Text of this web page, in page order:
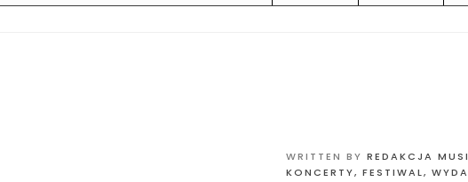
WRITTEN BY REDAKCJA
KONCERTY, FESTIWAL,